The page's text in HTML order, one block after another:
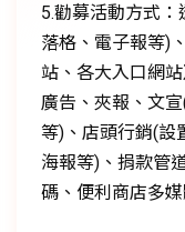
5.勸募活動方式
落格、電子報等)
站、各大入口網
廣告、夾報、文
等)、店頭行銷(設
海報等)、捐款管
碼、便利商店多